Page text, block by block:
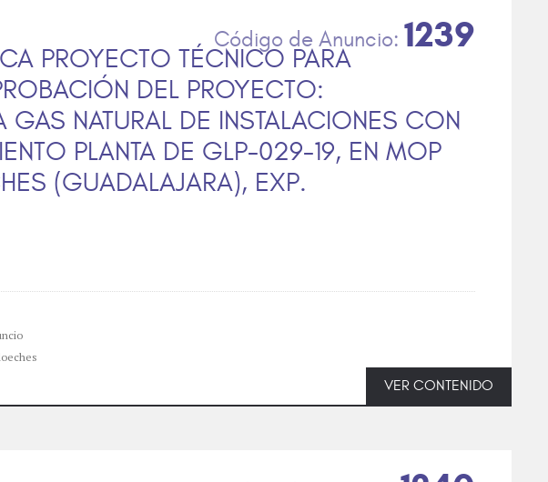
PROYECTO TÉCNICO PARA
DEL PROYECTO:
NATURAL DE INSTALACIONES CON
PLANTA DE GLP-029-19, EN MOP
(GUADALAJARA), EXP.
1239
VER CONTENIDO